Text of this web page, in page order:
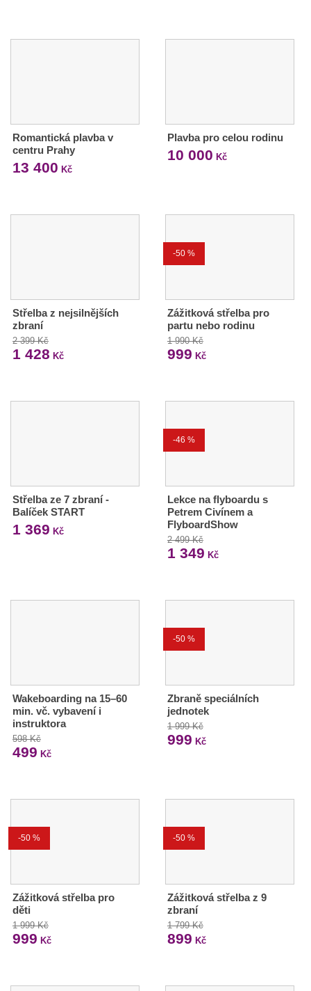
Romantická plavba v
centru Prahy
13 400 Kč
Plavba pro celou rodinu
10 000 Kč
Střelba z nejsilnějších
zbraní
2 399 Kč
1 428 Kč
-50 %
Zážitková střelba pro
partu nebo rodinu
1 990 Kč
999 Kč
Střelba ze 7 zbraní -
Balíček START
1 369 Kč
-46 %
Lekce na flyboardu s
Petrem Civínem a
FlyboardShow
2 499 Kč
1 349 Kč
Wakeboarding na 15–60
min. vč. vybavení i
instruktora
598 Kč
499 Kč
-50 %
Zbraně speciálních
jednotek
1 999 Kč
999 Kč
-50 %
Zážitková střelba pro
děti
1 999 Kč
999 Kč
-50 %
Zážitková střelba z 9
zbraní
1 799 Kč
899 Kč